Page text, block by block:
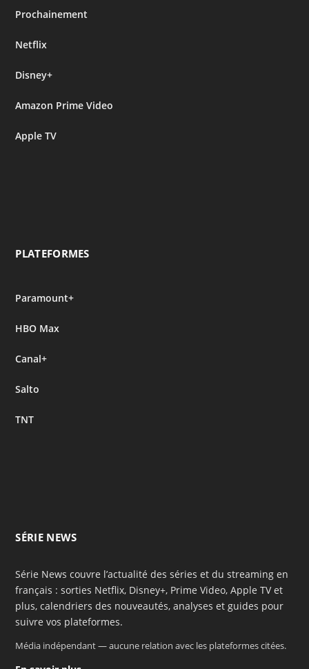
Prochainement
Netflix
Disney+
Amazon Prime Video
Apple TV
PLATEFORMES
Paramount+
HBO Max
Canal+
Salto
TNT
SÉRIE NEWS
Série News couvre l’actualité des séries et du streaming en
français : sorties Netflix, Disney+, Prime Video, Apple TV et
plus, calendriers des nouveautés, analyses et guides pour
suivre vos plateformes.
Média indépendant — aucune relation avec les plateformes citées.